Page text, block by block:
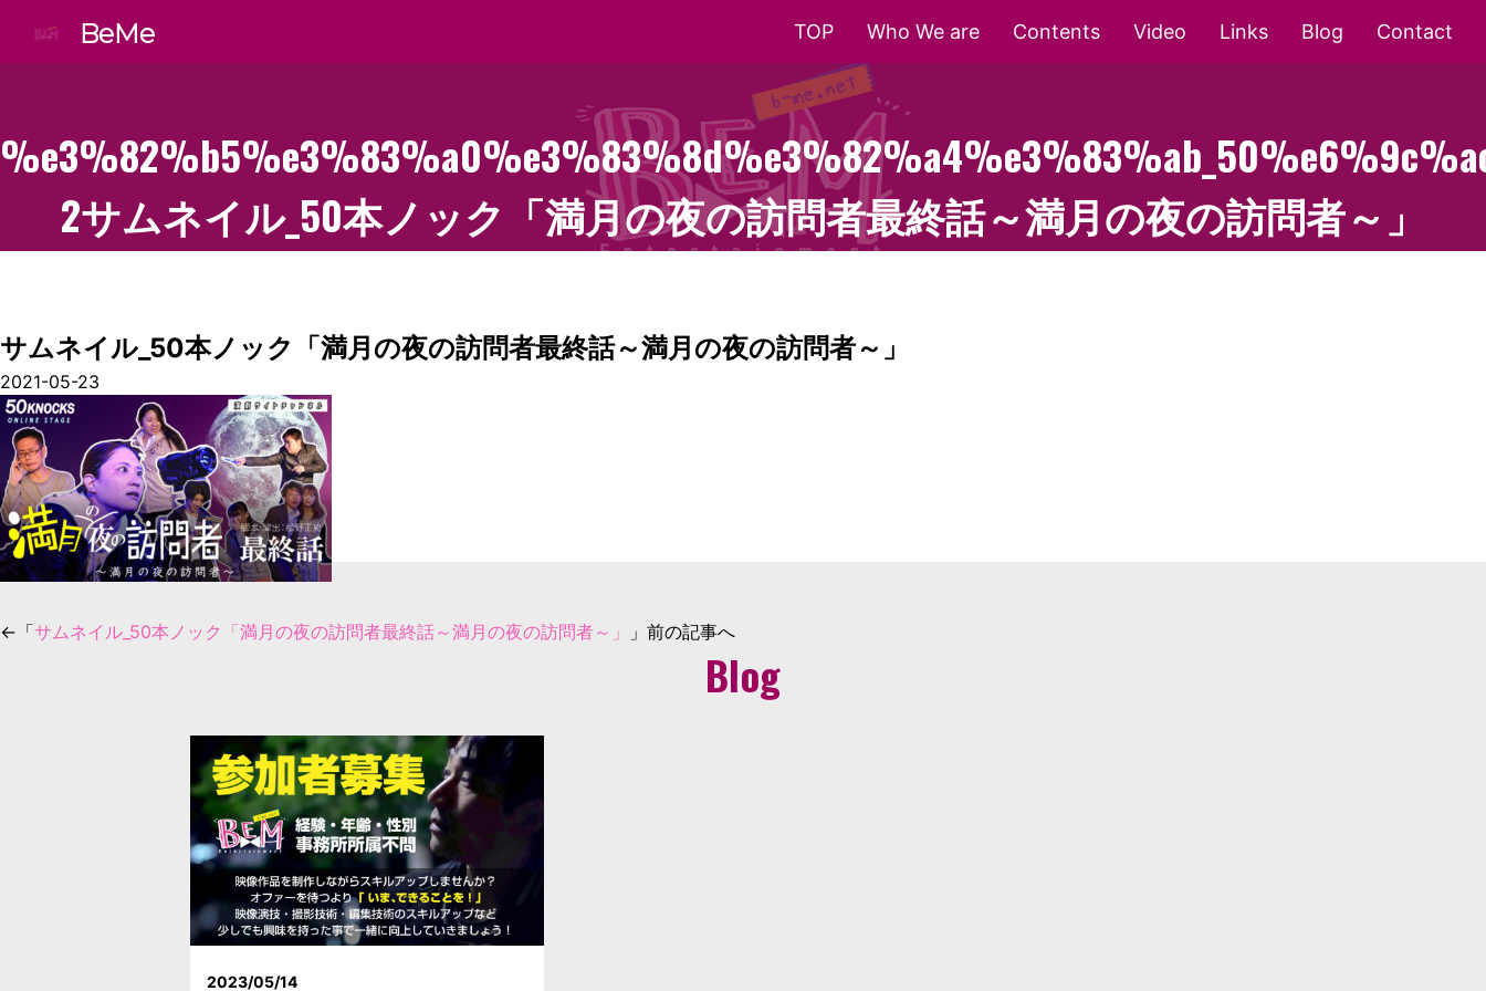
BeMe TOP Who We are Contents Video Links Blog Contact
2サムネイル_50本ノック「満月の夜の訪問者最終話～満月の夜の訪問者～」
サムネイル_50本ノック「満月の夜の訪問者最終話～満月の夜の訪問者～」
2021-05-23
←「サムネイル_50本ノック「満月の夜の訪問者最終話～満月の夜の訪問者～」 」前の記事へ
Blog
2023/05/14